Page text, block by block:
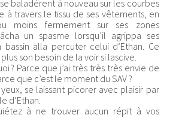
baladèrent à nouveau sur les courbes
à travers le tissu de ses vêtements, en
moins fermement sur ses zones
un spasme lorsqu’il agrippa ses
alla percuter celui d’Ethan. Ce
son besoin de la voir si lascive.
? Parce que j’ai très très très envie de
que c’est le moment du SAV ?
se laissant picorer avec plaisir par
d’Ethan.
à ne trouver aucun répit à vos